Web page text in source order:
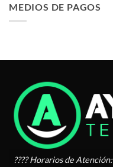
$
MEDIOS DE PAGOS
???? Horarios de